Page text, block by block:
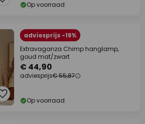
Op voorraad
adviesprijs -19%
Extravaganza Chimp hanglamp,
goud mat/zwart
€ 44,90
adviesprijs€ 55,87
Op voorraad